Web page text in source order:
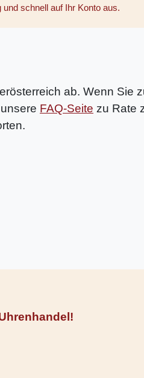
schnell auf Ihr Konto aus.
ab. Wenn Sie
FAQ-Seite zu Rate